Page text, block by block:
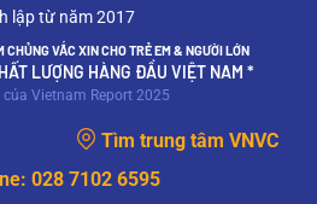
lập từ năm 2017
CHỦNG VẮC XIN CHO TRẺ EM & NGƯỜI LỚN
LƯỢNG HÀNG ĐẦU VIỆT NAM *
Vietnam Report 2025
Tìm trung tâm VNVC
028 7102 6595